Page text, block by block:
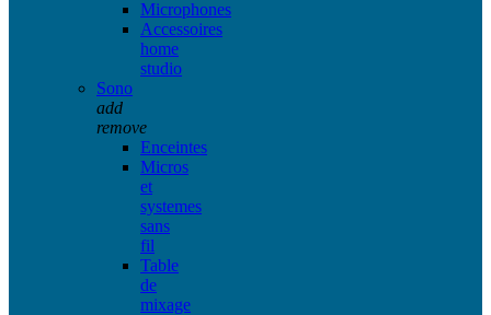
Microphones
Accessoires
home
studio
Sono
add
remove
Enceintes
Micros
et
systemes
sans
fil
Table
de
mixage